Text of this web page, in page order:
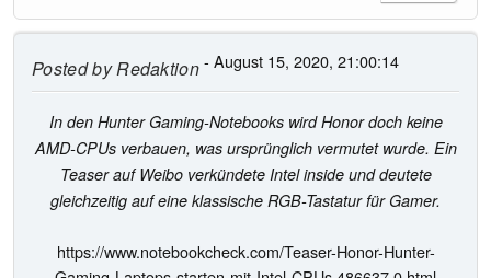
Posted byRedaktion- August 15, 2020, 21:00:14
In den Hunter Gaming-Notebooks wird Honor doch keine
AMD-CPUs verbauen, was ursprünglich vermutet wurde. Ein
Teaser auf Weibo verkündete Intel inside und deutete
gleichzeitig auf eine klassische RGB-Tastatur für Gamer.
https://www.notebookcheck.com/Teaser-Honor-Hunter-